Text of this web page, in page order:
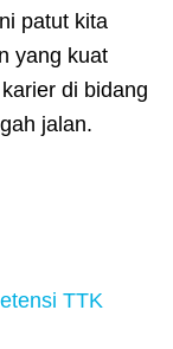
patut kita
yang kuat
di bidang
jalan.
TTK